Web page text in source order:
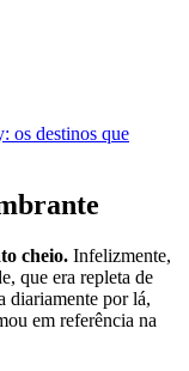
os destinos que
cheio. Infelizmente,
que era repleta de
diariamente por lá,
em referência na